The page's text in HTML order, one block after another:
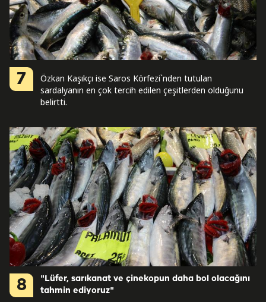
7
Özkan Kaşıkçı ise Saros Körfezi`nden tutulan
sardalyanın en çok tercih edilen çeşitlerden olduğunu
belirtti.
8
"Lüfer, sarıkanat ve çinekopun daha bol olacağını
tahmin ediyoruz"